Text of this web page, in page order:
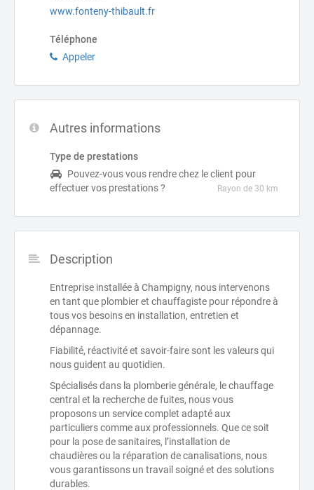
www.fonteny-thibault.fr
Téléphone
Appeler
Autres informations
Type de prestations
Pouvez-vous vous rendre chez le client pour
effectuer vos prestations ?
Rayon de 30 km
Description
Entreprise installée à Champigny, nous intervenons
en tant que plombier et chauffagiste pour répondre à
tous vos besoins en installation, entretien et
dépannage.
Fiabilité, réactivité et savoir-faire sont les valeurs qui
nous guident au quotidien.
Spécialisés dans la plomberie générale, le chauffage
central et la recherche de fuites, nous vous
proposons un service complet adapté aux
particuliers comme aux professionnels. Que ce soit
pour la pose de sanitaires, l’installation de
chaudières ou la réparation de canalisations, nous
vous garantissons un travail soigné et des solutions
durables.